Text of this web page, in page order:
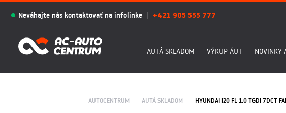
Neváhajte nás kontaktovať na infolinke +421 905 555 777
AUTÁ SKLADOM VÝKUP ÁUT NOVINKY
AUTOCENTRUM AUTÁ SKLADOM HYUNDAI I20 FL 1.0 TGDI 7DCT